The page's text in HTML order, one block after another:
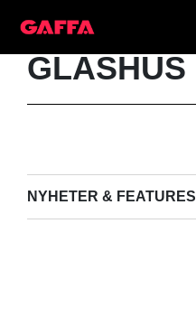
GLASHUS
NYHETER & FEATURES